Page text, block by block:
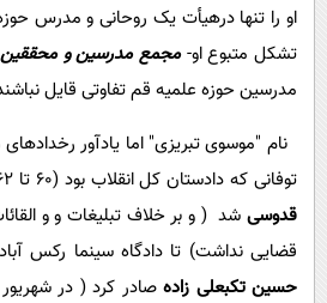
اجتماعی
سیاست خارجی
او را تنها درهیأت یک روحانی و مدرس
تشکل متبوع او-مجمع مدرسین و
مدرسین حوزه علمیه قم تفاوتی قایل
نام "موسوی تبریزی" اما یادآور
توفانی که دادستان کل انقلاب بود (‌60 تا 62) و جانشین آیت ‌الله
قدوسی
قضایی نداشت) تا دادگاه سینما رکس
حسین تکبعلی زاده